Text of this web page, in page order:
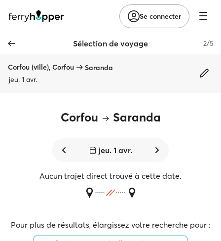
Se connecter
Sélection de voyage 2/5
Corfou (ville), Corfou
Saranda
jeu. 1 avr.
Corfou Saranda
jeu. 1 avr.
Aucun trajet direct trouvé à cette date.
Pour plus de résultats, élargissez votre recherche pour :